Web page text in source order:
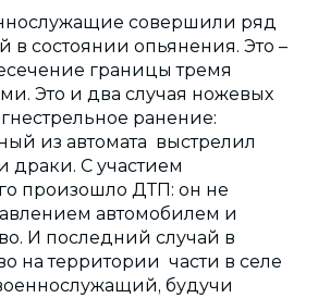
совершили ряд
в состоянии опьянения. Это –
границы тремя
Это и два случая ножевых
ранение:
из автомата выстрелил
драки. С участием
произошло ДТП: он не
автомобилем и
И последний случай в
на территории части в селе
будучи